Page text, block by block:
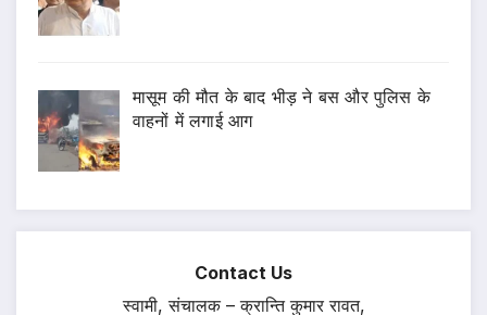
मासूम की मौत के बाद भीड़ ने बस और पुलिस के
वाहनों में लगाई आग
Contact Us
स्वामी, संचालक – क्रान्ति कुमार रावत,